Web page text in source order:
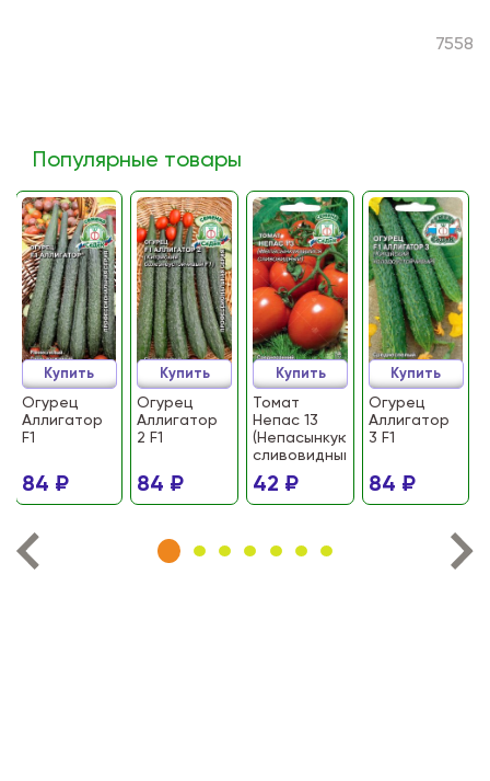
7558
Популярные товары
Огурец
Аллигатор
F1
84 ₽
Купить
Огурец
Аллигатор
2 F1
84 ₽
Купить
Томат
Непас 13
(Непасынкующийся
сливовидный)
42 ₽
Купить
Огурец
Аллигатор
3 F1
84 ₽
Купить